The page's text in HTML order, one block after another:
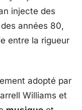
injecte des
années 80,
entre la rigueur
adopté par
Williams et